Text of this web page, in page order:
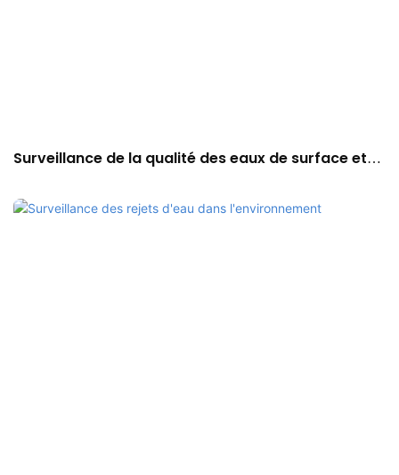
Surveillance de la qualité des eaux de surface et